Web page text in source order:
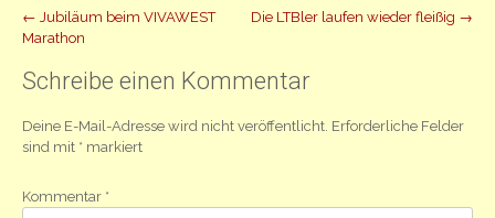
Beitrag
← Jubiläum beim VIVAWEST
Marathon
Die LTBler laufen wieder fleißig →
Schreibe einen Kommentar
Deine E-Mail-Adresse wird nicht veröffentlicht. Erforderliche Felder
sind mit * markiert
Kommentar *